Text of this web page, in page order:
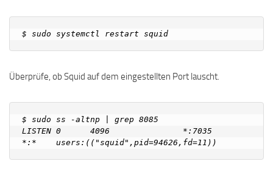
Überprüfe, ob Squid auf dem eingestellten Port lauscht.
$ sudo ss -altnp | grep 8085
LISTEN 0      4096               *:7035